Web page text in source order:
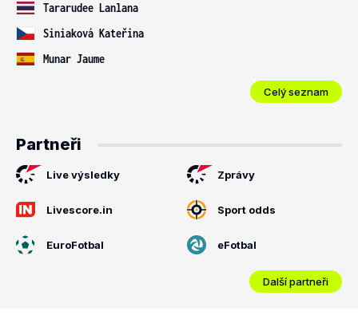
Tararudee Lanlana
Siniaková Kateřina
Munar Jaume
Celý seznam
Partneři
Live výsledky Zprávy
Livescore.in Sport odds
EuroFotbal eFotbal
Další partneři